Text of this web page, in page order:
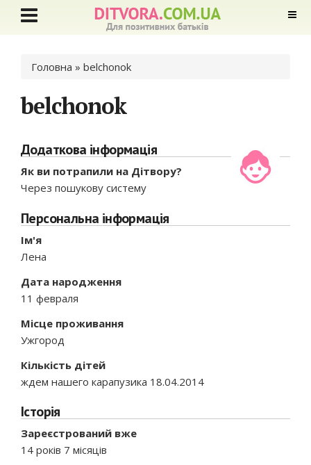
Ви є тут
Головна » belchonok
belchonok
Додаткова інформація
Як ви потрапили на Дітвору?
Через пошукову систему
Персональна інформація
Ім'я
Лена
Дата народження
11 февраля
Місце проживання
Ужгород
Кількість дітей
ждем нашего карапузика 18.04.2014
Історія
Зареєстрований вже
14 років 7 місяців